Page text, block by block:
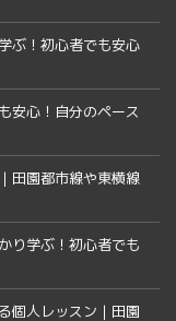
ぶ！初心者でも安心
安心！自分のペース
田園都市線や東横線
り学ぶ！初心者でも
個人レッスン｜田園